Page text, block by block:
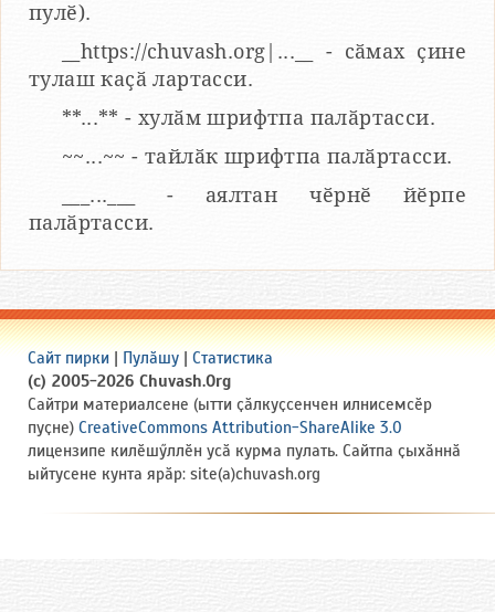
пулӗ).
__https://chuvash.org|...__ - сӑмах ҫине
тулаш каҫӑ лартасси.
**...** - хулӑм шрифтпа палӑртасси.
~~...~~ - тайлӑк шрифтпа палӑртасси.
___...___ - аялтан чӗрнӗ йӗрпе
палӑртасси.
Сайт пирки | Пулӑшу | Статистика
(c) 2005-2026 Chuvash.Org
Сайтри материалсене (ытти ҫӑлкуҫсенчен илнисемсӗр
пуҫне) CreativeCommons Attribution-ShareAlike 3.0
лицензипе килӗшӳллӗн усӑ курма пулать. Сайтпа ҫыхӑннӑ
ыйтусене кунта ярӑр: site(a)chuvash.org